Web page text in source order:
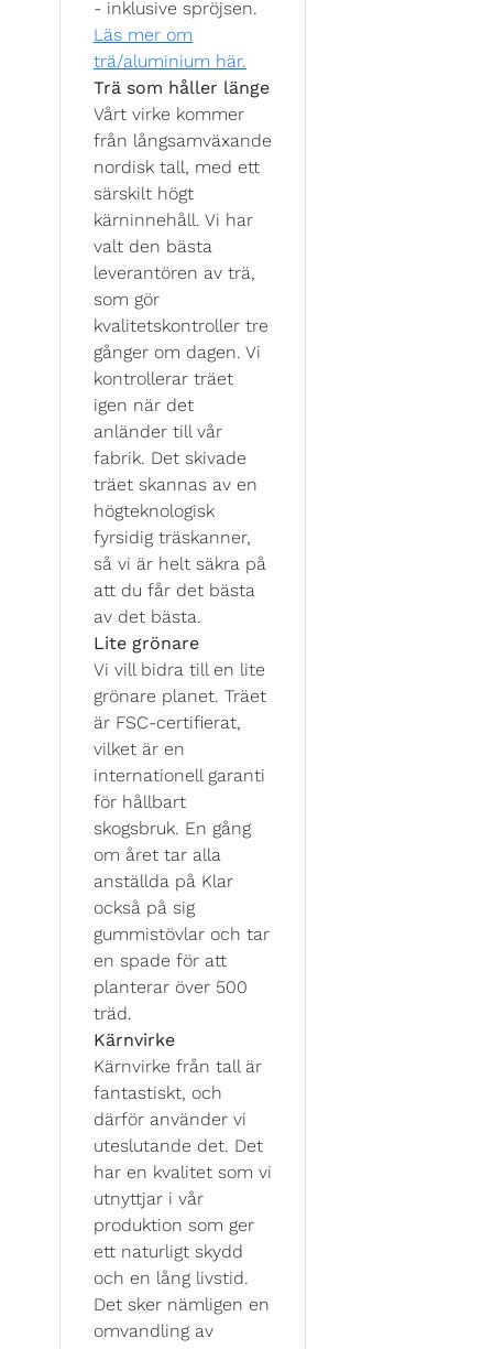
- inklusive spröjsen.
Läs mer om
trä/aluminium här.
Trä som håller länge
Vårt virke kommer
från långsamväxande
nordisk tall, med ett
särskilt högt
kärninnehåll. Vi har
valt den bästa
leverantören av trä,
som gör
kvalitetskontroller tre
gånger om dagen. Vi
kontrollerar träet
igen när det
anländer till vår
fabrik. Det skivade
träet skannas av en
högteknologisk
fyrsidig träskanner,
så vi är helt säkra på
att du får det bästa
av det bästa.
Lite grönare
Vi vill bidra till en lite
grönare planet. Träet
är FSC-certifierat,
vilket är en
internationell garanti
för hållbart
skogsbruk. En gång
om året tar alla
anställda på Klar
också på sig
gummistövlar och tar
en spade för att
planterar över 500
träd.
Kärnvirke
Kärnvirke från tall är
fantastiskt, och
därför använder vi
uteslutande det. Det
har en kvalitet som vi
utnyttjar i vår
produktion som ger
ett naturligt skydd
och en lång livstid.
Det sker nämligen en
omvandling av